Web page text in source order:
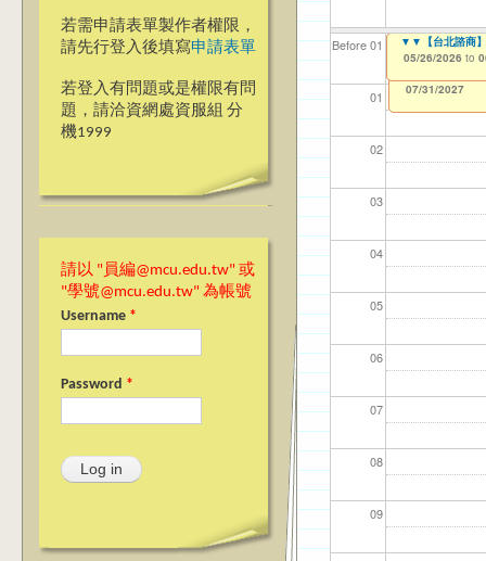
若需申請表單製作者權限，
請先行登入後填寫申請表單
若登入有問題或是權限有問
題，請洽資網處資服組 分
機1999
請以 "員編@mcu.edu.tw" 或
"學號@mcu.edu.tw" 為帳號
Username *
Password *
Before 01
01
02
03
04
05
06
07
08
09
【資網處】
整合系統～表單
12/31/2027
【財務處】工讀
11/12/2021 to
【財務處】漏打
錄
07/31/2027
114
04/
114
02/
114
03/
【學
07/
教務
11/
商品
11/
【教學暨學習資
05/18/2026 to
▼▼【台北諮商
05/26/2026 to